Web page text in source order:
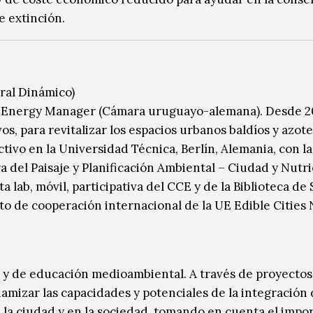
extinción.
Dinámico)
Manager (Cámara uruguayo-alemana). Desde
para revitalizar los espacios urbanos baldíos y
en la Universidad Técnica, Berlín, Alemania, con
Paisaje y Planificación Ambiental – Ciudad y
móvil, participativa del CCE y de la Biblioteca de
de cooperación internacional de la UE Edible Cities
de educación medioambiental. A través de proyectos
las capacidades y potenciales de la integración